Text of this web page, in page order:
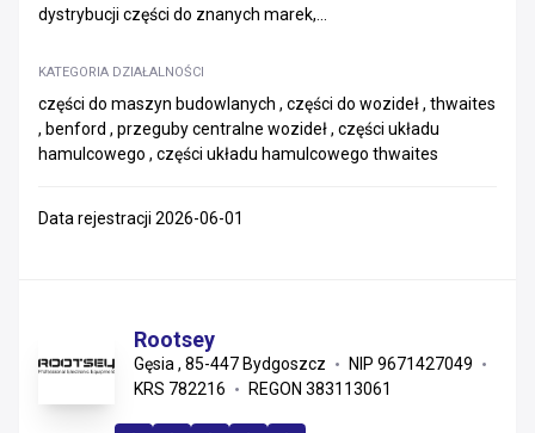
dystrybucji części do znanych marek,...
KATEGORIA DZIAŁALNOŚCI
części do maszyn budowlanych , części do wozideł , thwaites
, benford , przeguby centralne wozideł , części układu
hamulcowego , części układu hamulcowego thwaites
Data rejestracji 2026-06-01
Rootsey
Gęsia , 85-447 Bydgoszcz
NIP 9671427049
KRS 782216
REGON 383113061